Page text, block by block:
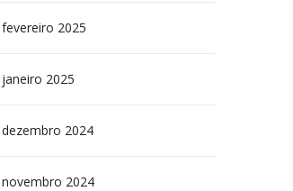
fevereiro 2025
janeiro 2025
dezembro 2024
novembro 2024